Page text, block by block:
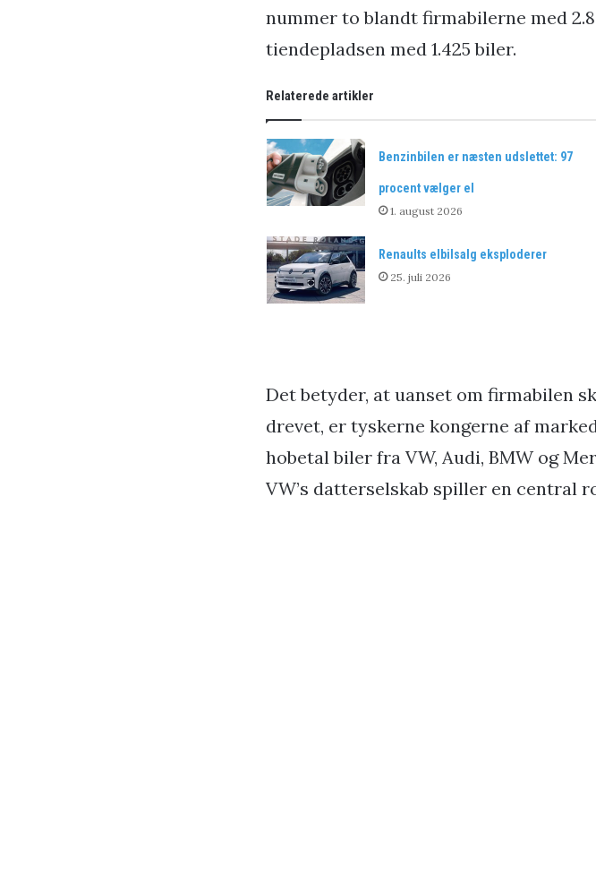
nummer to blandt firmabilerne med
tiendepladsen med 1.425 biler.
Relaterede artikler
Benzinbilen er næsten udslettet: 97
procent vælger el
1. august 2026
Renaults elbilsalg eksploderer
25. juli 2026
Det betyder, at uanset om firmabilen
drevet, er tyskerne kongerne af
hobetal biler fra VW, Audi, BMW og
VW’s datterselskab spiller en central